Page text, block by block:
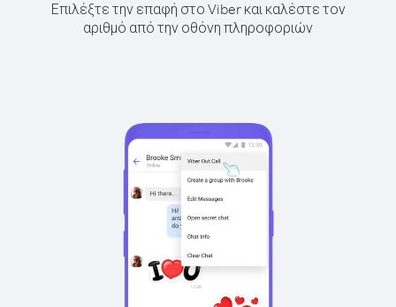
Επιλέξτε την επαφή στο Viber και καλέστε τον
αριθμό από την οθόνη πληροφοριών